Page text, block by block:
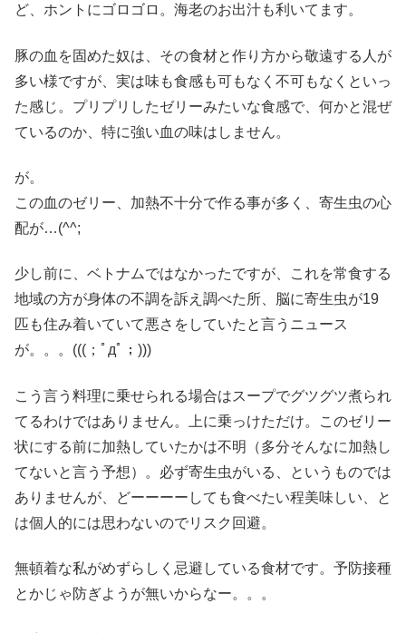
ど、ホントにゴロゴロ。海老のお出汁も利いてます。
豚の血を固めた奴は、その食材と作り方から敬遠する人が
多い様ですが、実は味も食感も可もなく不可もなくといっ
た感じ。プリプリしたゼリーみたいな食感で、何かと混ぜ
ているのか、特に強い血の味はしません。
が。
この血のゼリー、加熱不十分で作る事が多く、寄生虫の心
配が…(^^;
少し前に、ベトナムではなかったですが、これを常食する
地域の方が身体の不調を訴え調べた所、脳に寄生虫が19
匹も住み着いていて悪さをしていたと言うニュース
が。。。(((；ﾟдﾟ；)))
こう言う料理に乗せられる場合はスープでグツグツ煮られ
てるわけではありません。上に乗っけただけ。このゼリー
状にする前に加熱していたかは不明（多分そんなに加熱し
てないと言う予想）。必ず寄生虫がいる、というものでは
ありませんが、どーーーーしても食べたい程美味しい、と
は個人的には思わないのでリスク回避。
無頓着な私がめずらしく忌避している食材です。予防接種
とかじゃ防ぎようが無いからなー。。。